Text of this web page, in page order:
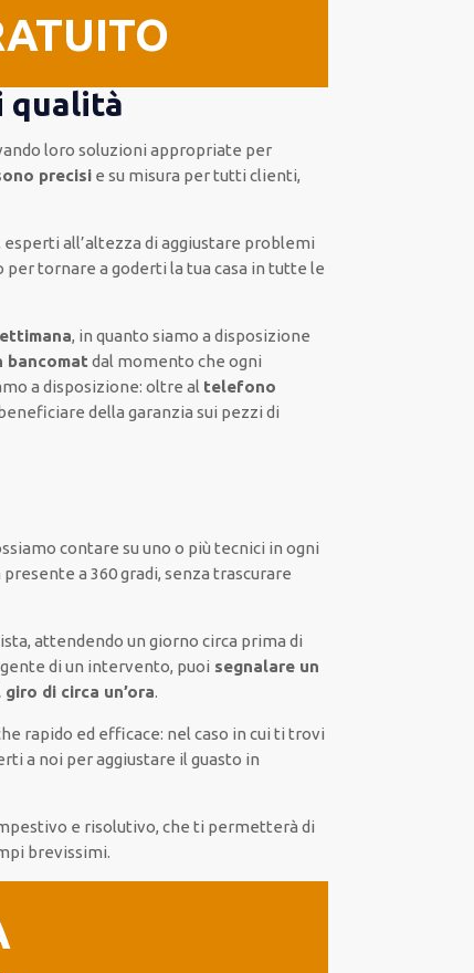
qualità
lorosoluzioni appropriate per
precisi esu misura per tutti clienti,
espertiall’altezza di aggiustare problemi
per tornare a goderti la tua casa in tutte le
, in quanto siamo a disposizione
bancomat dal momento che ogni
a disposizione: oltre al telefono
dellagaranzia sui pezzi di
contare su uno o più tecnici in ogni
presente a 360 gradi, senza trascurare
attendendo un giorno circa prima di
di un intervento, puoi segnalareun
di circa un’ora.
rapido ed efficace: nel caso in cui ti trovi
a noi peraggiustare il guasto in
e risolutivo, che ti permetterà di
brevissimi.